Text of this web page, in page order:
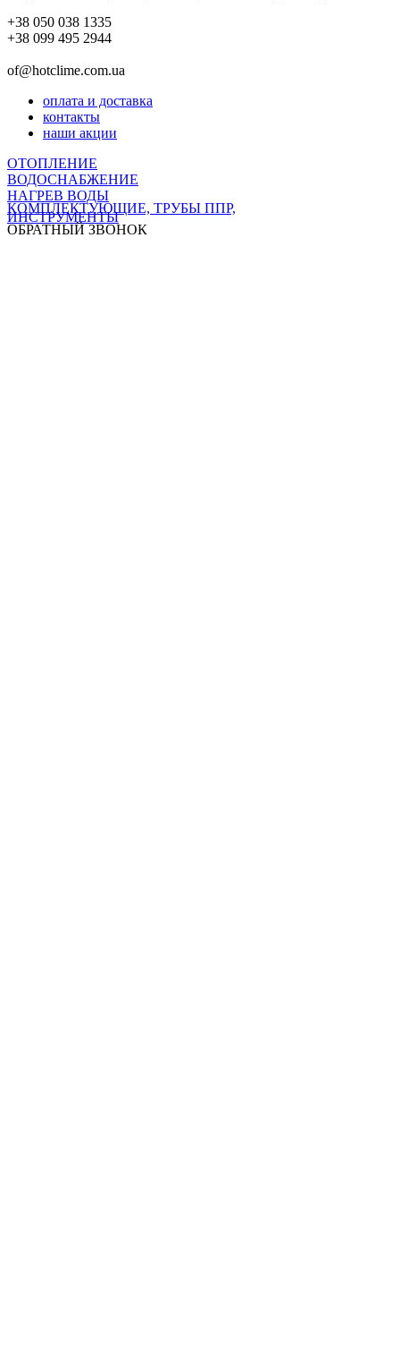
+38 050 038 1335
+38 099 495 2944
of@hotclime.com.ua
оплата и доставка
контакты
наши акции
ОТОПЛЕНИЕ
ВОДОСНАБЖЕНИЕ
НАГРЕВ ВОДЫ
КОМПЛЕКТУЮЩИЕ, ТРУБЫ ППР,
ИНСТРУМЕНТЫ
ОБРАТНЫЙ ЗВОНОК